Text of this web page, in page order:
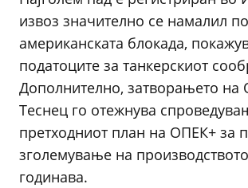
извоз значително се намалил
американската блокада,
податоците за танкерскиот
Дополнително, затворањето на
Теснец го отежнува
претходниот план на ОПЕК+ за
зголемување на
годинава.